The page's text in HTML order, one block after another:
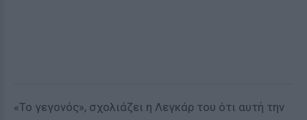
«Το γεγονός», σχολιάζει η Λεγκάρ του ότι αυτή την